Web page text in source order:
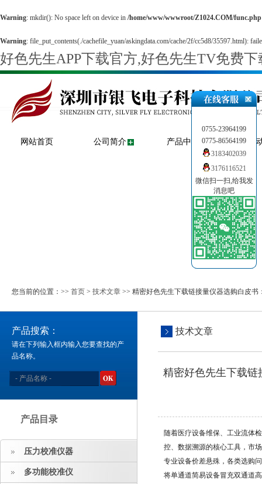
Warning: mkdir(): No space left on device in /home/www/wwwroot/Z1024.COM/func.php
Warning: file_put_contents(./cachefile_yuan/askingdata.com/cache/2f/cc5d8/35597.html):
好色先生APP下载官方,好色先生TV免费
网站首页 公司简介 产品中心 新闻
您当前的位置：>> 首页 > 技术文章 >> 精密好色先生下载链接量仪器选购白皮书
产品搜索：
请在下列输入框内输入您要查找的产
品名称。
产品目录
压力校准仪器
多功能校准仪
技术文章
精密好色先生下载链
随着医疗设备维保、工业流体
控、数据溯源的核心工具，市
专业设备价差悬殊，各类选购
将单通道简易设备冒充双通道
0755-23964199
0775-86564199
3183402039
3176116521
微信扫一扫,给我发
消息吧